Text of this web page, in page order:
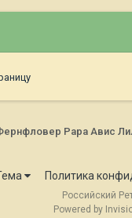
Рара Авис
Политика
Российский
Powered by